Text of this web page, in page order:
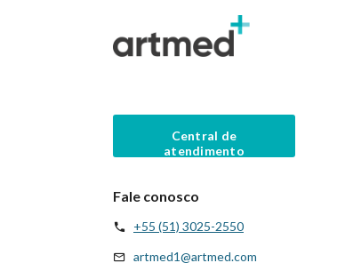
Central de
atendimento
Fale conosco
+55 (51) 3025-2550
artmed1@artmed.com